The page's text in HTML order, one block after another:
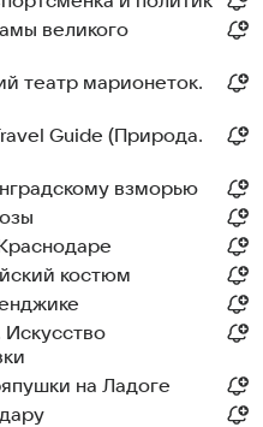
великого
театр марионеток.
Guide (Природа.
взморью
костюм
Искусство
на Ладоге